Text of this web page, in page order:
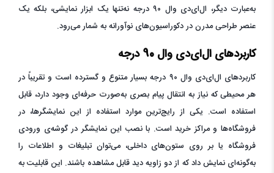
به‌عبارت دیگر، ال‌ای‌دی وال ۹۰ درجه نه‌تنها یک ابزار نمایشی، بلکه یک
عنصر طراحی مدرن در دکوراسیون‌های نوآورانه به شمار می‌رود.
کاربردهای ال‌ای‌دی وال 90 درجه
کاربردهای ال‌ای‌دی وال ۹۰ درجه بسیار متنوع و گسترده است و تقریباً در
هر محیطی که نیاز به انتقال پیام بصری به‌صورت حرفه‌ای وجود دارد، قابل
استفاده است. یکی از رایج‌ترین موارد استفاده از این نمایشگرها، در
فروشگاه‌ها و مراکز خرید است. با نصب این نمایشگر در گوشه‌ی ورودی
فروشگاه یا بر روی ستون‌های داخلی، می‌توان تبلیغات و اطلاعات را
به‌گونه‌ای نمایش داد که از دو زاویه دید قابل مشاهده باشند. این قابلیت به